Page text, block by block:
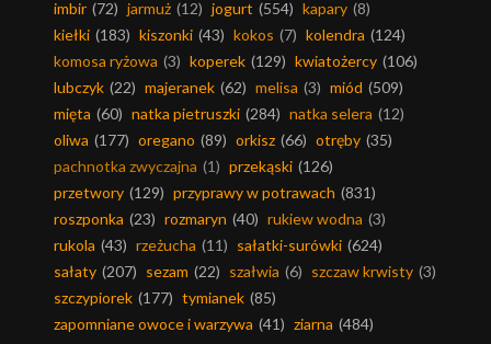
imbir (72) jarmuż (12) jogurt (554) kapary (8)
kiełki (183) kiszonki (43) kokos (7) kolendra (124)
komosa ryżowa (3) koperek (129) kwiatożercy (106)
lubczyk (22) majeranek (62) melisa (3) miód (509)
mięta (60) natka pietruszki (284) natka selera (12)
oliwa (177) oregano (89) orkisz (66) otręby (35)
pachnotka zwyczajna (1) przekąski (126)
przetwory (129) przyprawy w potrawach (831)
roszponka (23) rozmaryn (40) rukiew wodna (3)
rukola (43) rzeżucha (11) sałatki-surówki (624)
sałaty (207) sezam (22) szałwia (6) szczaw krwisty (3)
szczypiorek (177) tymianek (85)
zapomniane owoce i warzywa (41) ziarna (484)